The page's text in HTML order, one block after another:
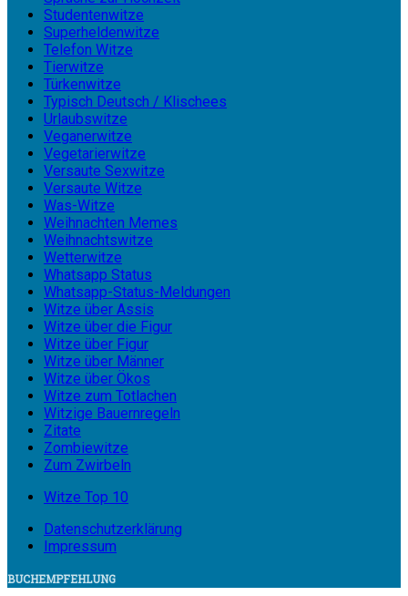
Studentenwitze
Superheldenwitze
Telefon Witze
Tierwitze
Türkenwitze
Typisch Deutsch / Klischees
Urlaubswitze
Veganerwitze
Vegetarierwitze
Versaute Sexwitze
Versaute Witze
Was-Witze
Weihnachten Memes
Weihnachtswitze
Wetterwitze
Whatsapp Status
Whatsapp-Status-Meldungen
Witze über Assis
Witze über die Figur
Witze über Figur
Witze über Männer
Witze über Ökos
Witze zum Totlachen
Witzige Bauernregeln
Zitate
Zombiewitze
Zum Zwirbeln
Witze Top 10
Datenschutzerklärung
Impressum
BUCHEMPFEHLUNG